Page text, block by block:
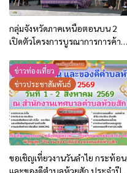
กลุ่มจังหวัดภาคเหนือตอนบน 2
เปิดตัวโครงการบูรณาการการค้า
กระตุ้นการใช้จ่ายของประชาชน
และนักท่องเที่ยว
ข่าวท่องเที่ยว
ข่าวประชาสัมพันธ์
ขอเชิญเที่ยวงานวันลำไย กระท้อน
และของดีตำบลห้วยสัก ประจำปี